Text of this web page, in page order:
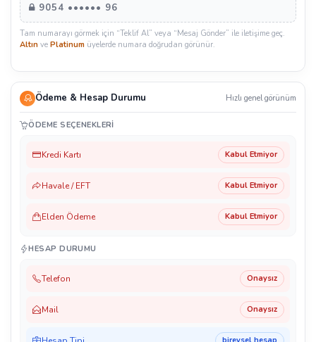
9054 •••••• 96
Tam numarayı görmek için “Teklif Al” veya “Mesaj Gönder” ile iletişime geç.
Altın ve Platinum üyelerde numara doğrudan görünür.
Ödeme & Hesap Durumu Hızlı genel görünüm
ÖDEME SEÇENEKLERI
Kredi Kartı Kabul Etmiyor
Havale / EFT Kabul Etmiyor
Elden Ödeme Kabul Etmiyor
HESAP DURUMU
Telefon Onaysız
Mail Onaysız